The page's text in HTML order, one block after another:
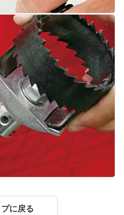
に戻る